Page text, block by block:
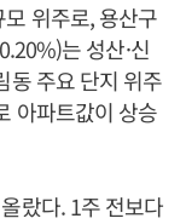
위주로, 용산구
는 성산·신
동 주요 단지 위주
아파트값이 상승
랐다. 1주 전보다